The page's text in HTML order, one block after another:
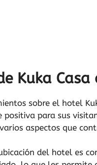
Kuka
sobre el hotel
para sus
aspectos que
del hotel es